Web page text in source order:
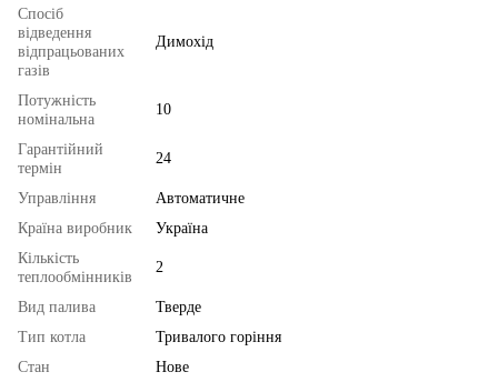
Спосіб
відведення
відпрацьованих
газів
Димохід
Потужність
номінальна
10
Гарантійний
термін
24
Управління
Автоматичне
Країна виробник
Україна
Кількість
теплообмінників
2
Вид палива
Тверде
Тип котла
Тривалого горіння
Стан
Нове